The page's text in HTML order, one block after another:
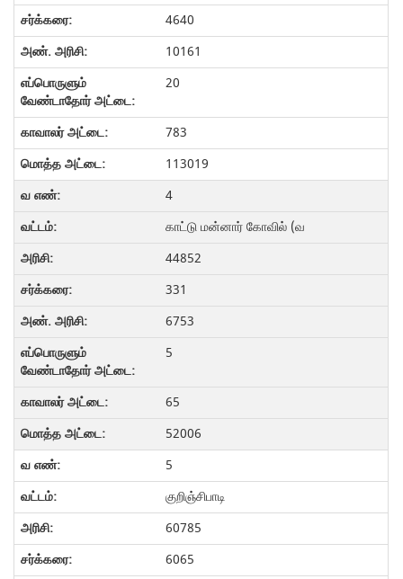
4640
10161
20
783
113019
4
காட்டு மன்னார் கோவில் (வ
44852
331
6753
5
65
52006
5
குறிஞ்சிபாடி
60785
6065